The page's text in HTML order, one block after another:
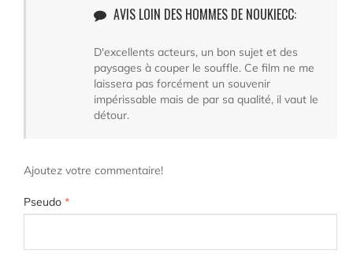
AVIS LOIN DES HOMMES DE NOUKIECC:
D'excellents acteurs, un bon sujet et des
paysages à couper le souffle. Ce film ne me
laissera pas forcément un souvenir
impérissable mais de par sa qualité, il vaut le
détour.
Ajoutez votre commentaire!
Pseudo *